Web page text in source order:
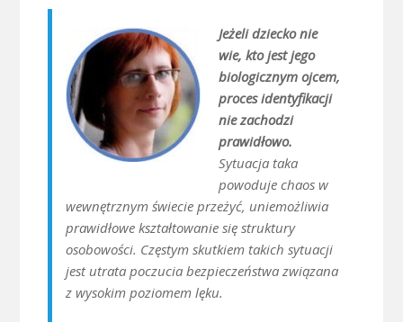
Jeżeli dziecko nie
wie, kto jest jego
biologicznym ojcem,
proces identyfikacji
nie zachodzi
prawidłowo.
Sytuacja taka
powoduje chaos w
wewnętrznym świecie przeżyć, uniemożliwia
prawidłowe kształtowanie się struktury
osobowości. Częstym skutkiem takich sytuacji
jest utrata poczucia bezpieczeństwa związana
z wysokim poziomem lęku.